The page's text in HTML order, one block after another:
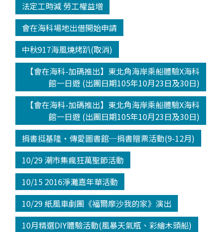
法定工時減 勞工權益增
會在海科場地出借開始申請
中秋917海風燒烤趴(取消)
【會在海科-加碼推出】東北角海岸乘船體驗X海科
館一日遊 (出團日期105年10月23日及30日)
【會在海科-加碼推出】東北角海岸乘船體驗X海科
館一日遊 (出團日期105年10月23日及30日)
捐書挺基隆‧傳愛圖書館─捐書贈票活動(9-12月)
10/29 潮市集瘋狂萬聖節活動
10/15 2016淨灘嘉年華活動
10/29 紙風車劇團《福爾摩沙我的家》演出
10月精選DIY體驗活動(風暴天氣瓶、彩繪木頭船)